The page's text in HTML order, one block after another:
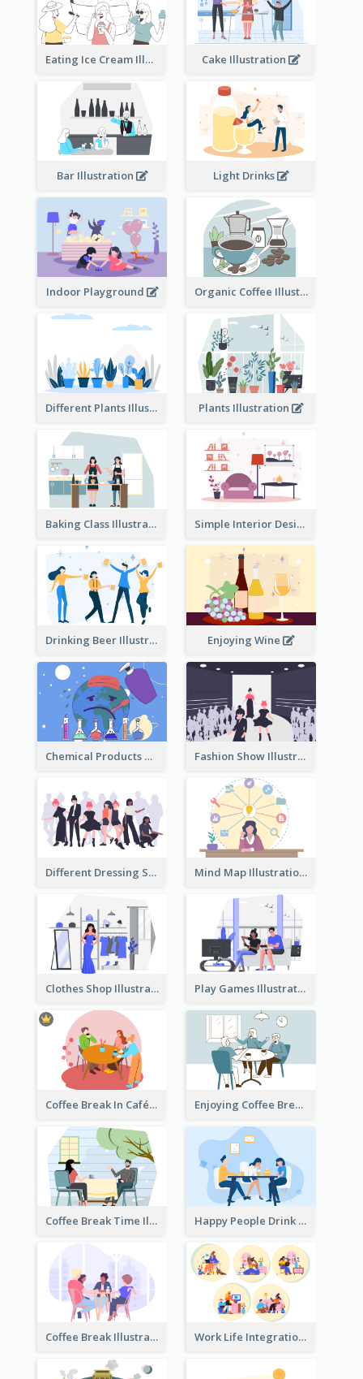
Eating Ice Cream Illustration Cake Illustration
Bar Illustration Light Drinks
Indoor Playground Organic Coffee Illustration
Different Plants Illustration Plants Illustration
Baking Class Illustration Simple Interior Design
Drinking Beer Illustration Enjoying Wine
Chemical Products Hazarding The Earth Illustration Fashion Show Illustration
Different Dressing Style Illustration Mind Map Illustration
Clothes Shop Illustration Play Games Illustration
Coffee Break In Café Illustration Enjoying Coffee Break Illustration
Coffee Break Time Illustration Happy People Drink Coffee Illustration
Coffee Break Illustration Work Life Integration